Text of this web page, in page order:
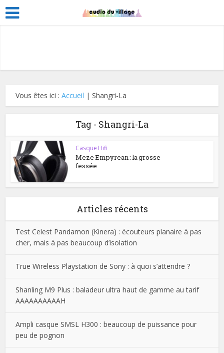
Vous êtes ici :Accueil |Shangri-La
Tag - Shangri-La
Casque Hifi
Meze Empyrean : la grosse
fessée
Articles récents
Test Celest Pandamon (Kinera) : écouteurs planaire à pas
cher, mais à pas beaucoup d’isolation
True Wireless Playstation de Sony : à quoi s’attendre ?
Shanling M9 Plus : baladeur ultra haut de gamme au tarif
AAAAAAAAAAH
Ampli casque SMSL H300 : beaucoup de puissance pour
peu de pognon